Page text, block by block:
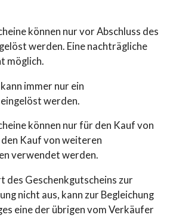
können nur vor Abschluss des
werden. Eine nachträgliche
möglich.
immer nur ein
werden.
können nur für den Kauf von
Kauf von weiteren
verwendet werden.
des Geschenkgutscheins zur
nicht aus, kann zur Begleichung
eine der übrigen vom Verkäufer